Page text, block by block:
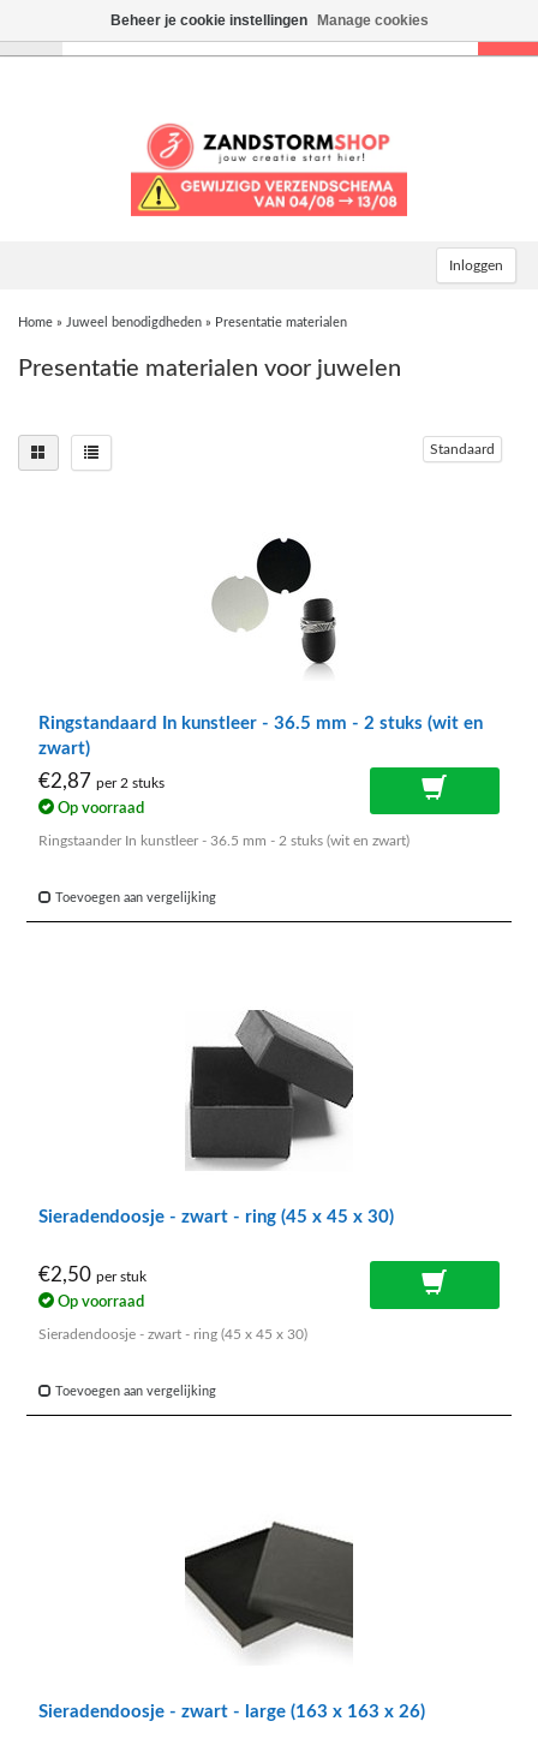
Inloggen
Home » Juweel benodigdheden » Presentatie materialen
Presentatie materialen voor juwelen
Standaard
Ringstandaard In kunstleer - 36.5 mm - 2 stuks (wit en
zwart)
€2,87 per 2 stuks
Op voorraad
Ringstaander In kunstleer - 36.5 mm - 2 stuks (wit en zwart)
Toevoegen aan vergelijking
Sieradendoosje - zwart - ring (45 x 45 x 30)
€2,50 per stuk
Op voorraad
Sieradendoosje - zwart - ring (45 x 45 x 30)
Toevoegen aan vergelijking
Sieradendoosje - zwart - large (163 x 163 x 26)
Beheer je cookie instellingen Manage cookies